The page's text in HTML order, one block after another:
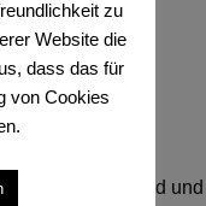
Lichtbad
zu
Website die
dass das für
von Cookies